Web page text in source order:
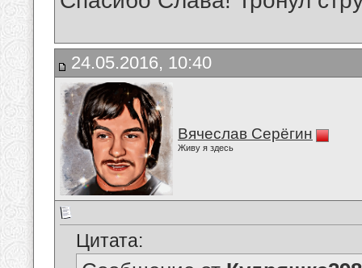
24.05.2016, 10:40
Вячеслав Серёгин
Живу я здесь
Цитата: